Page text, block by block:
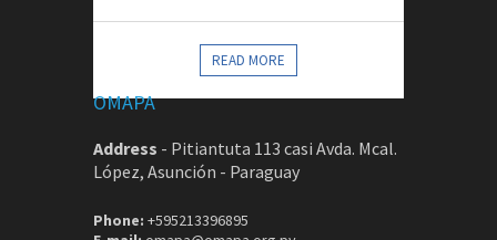
READ MORE
OMAPA
Address - Pitiantuta 113 casi Avda. Mcal.
López, Asunción - Paraguay
Phone: +595213396895